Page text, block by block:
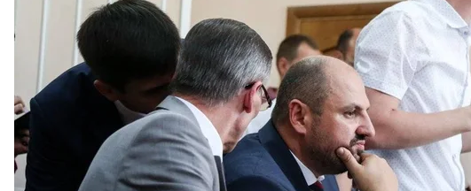
які мали б видати спеціальні дозволи на видобуток
По-друге, Максим Поляков від «Народного фронту». Він,
«бурштинової схеми». Зокрема, через свого помічника
внесення законопроектів, які передбачають зміни до
стверджують у НАБУ.
Депутати
Максим Поляков і Борислав Розенблат
і лобіюванні інтересів іноземної компанії «Фуджейра»,
до 12 років позбавлення волі.
18 липня суддя Солом'янського районного суду Києва